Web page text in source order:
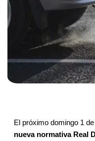
El próximo domingo 1
nueva normativa Real